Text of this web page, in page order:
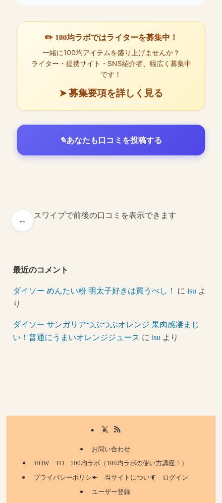
✏️ 100均ラボではライターを募集中！
一緒に100均アイテムを盛り上げませんか？
ライター・提携サイト・SNS紹介者、幅広く募集中
です！
➤ 募集要項を詳しく見る
あなたも口コミを投稿する
スワイプで前後の口コミを表示できます
最近のコメント
ダイソー めんたい粉 明太子好きは買うべし！ にisu よ
り
ダイソー サンガリアつぶつぶオレンジ 果肉感凄まじ
い！普通にうまいオレンジジュース にisu より
お問い合わせ
HOW TO 100均ラボ（100均ラボの使い方講座！）
プライバシーポリシー
当サイトについて
ログイン
ユーザー登録